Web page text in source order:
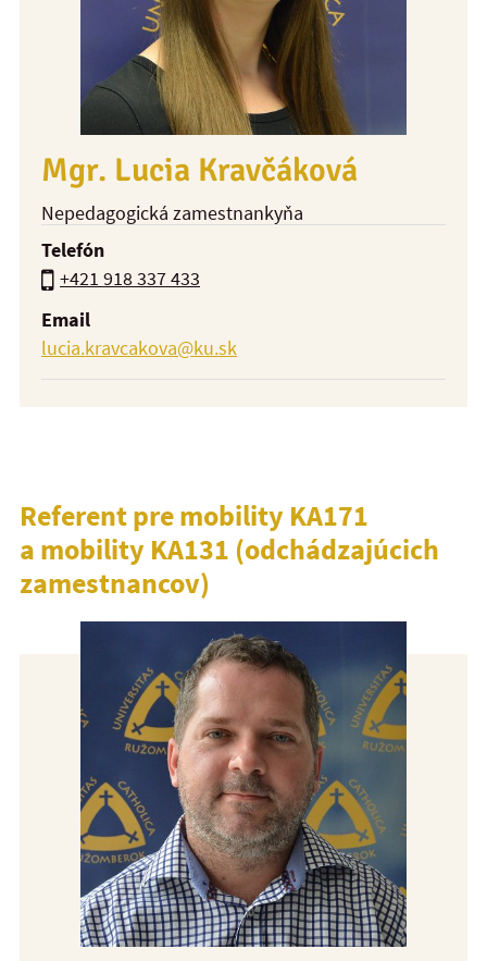
Mgr. Lucia Kravčáková
Nepedagogická zamestnankyňa
Telefón
+421 918 337 433
Email
lucia.kravcakova@ku.sk
Referent pre mobility KA171
a mobility KA131 (odchádzajúcich
zamestnancov)